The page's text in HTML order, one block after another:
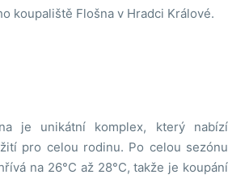
koupaliště Flošna v Hradci Králové.
je unikátní komplex, který nabízí
pro celou rodinu. Po celou sezónu
na 26°C až 28°C, takže je koupání